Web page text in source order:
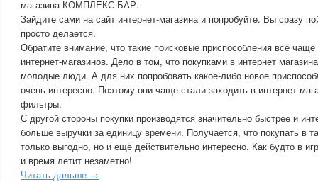
магазина КОМПЛЕКС БАР.
Зайдите сами на сайт интернет-магазина и попробуйте. Вы сразу
просто делается.
Обратите внимание, что такие поисковые приспособления всё
интернет-магазинов. Дело в том, что покупками в интернет
молодые люди. А для них попробовать какое-либо новое
очень интересно. Поэтому они чаще стали заходить в интернет-
фильтры.
С другой стороны покупки производятся значительно быстрее и
больше выручки за единицу времени. Получается, что покупать в
только выгодно, но и ещё действительно интересно. Как будто в
и время летит незаметно!
Читать дальше →